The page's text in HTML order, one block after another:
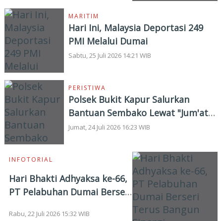
MARITIM
Hari Ini, Malaysia Deportasi 249
PMI Melalui Dumai
Sabtu, 25 Juli 2026 14:21 WIB
PERISTIWA
Polsek Bukit Kapur Salurkan
Bantuan Sembako Lewat "Jum'at
Berkah"
Jumat, 24 Juli 2026 16:23 WIB
INFOTORIAL
Hari Bhakti Adhyaksa ke-66,
PT Pelabuhan Dumai Berseri
Rabu, 22 Juli 2026 15:32 WIB